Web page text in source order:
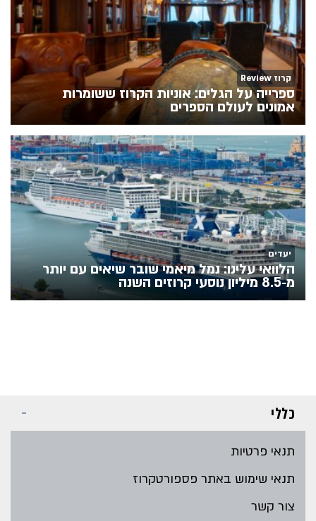
קרוז Review
ספרייה על הגלים: אוניות הקרוז ששומרות
אמונים לעולם הספרים
יעדים
הלוואי עלינו: נמל מיאמי שובר שיאים עם יותר
מ‑8.5 מיליון נוסעי קרוזים השנה
כללי
תנאי פרטיות
תנאי שימוש באתר פספורטקרוז
צור קשר